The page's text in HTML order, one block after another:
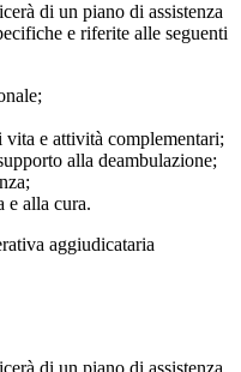
di un piano di assistenza
e riferite alle seguenti
vita e attività complementari;
alla deambulazione;
e alla cura.
aggiudicataria
di un piano di assistenza